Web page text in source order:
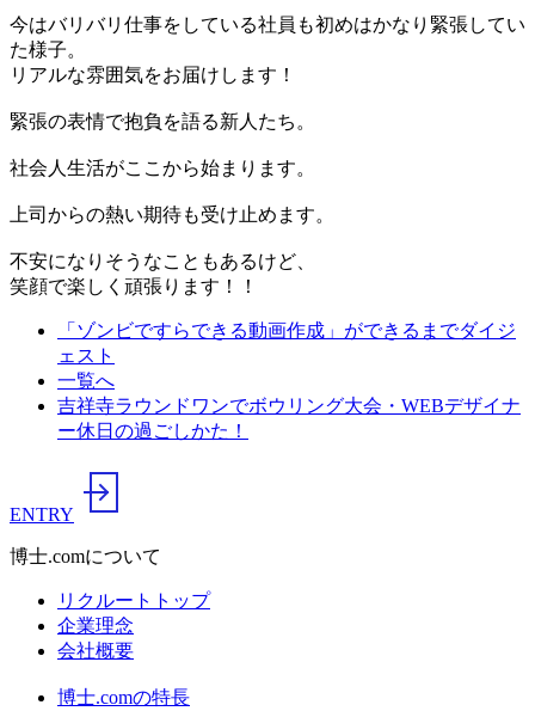
今はバリバリ仕事をしている社員も初めはかなり緊張してい
た様子。
リアルな雰囲気をお届けします！
緊張の表情で抱負を語る新人たち。
社会人生活がここから始まります。
上司からの熱い期待も受け止めます。
不安になりそうなこともあるけど、
笑顔で楽しく頑張ります！！
「ゾンビですらできる動画作成」ができるまでダイジ
ェスト
一覧へ
吉祥寺ラウンドワンでボウリング大会・WEBデザイナ
ー休日の過ごしかた！
ENTRY
博士.comについて
リクルートトップ
企業理念
会社概要
博士.comの特長